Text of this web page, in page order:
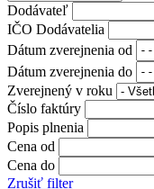
Dodávateľ
IČO Dodávatelia
Dátum zverejnenia od
Dátum zverejnenia do
Zverejnený v roku
Číslo faktúry
Popis plnenia
Cena od
Cena do
Zrušiť filter